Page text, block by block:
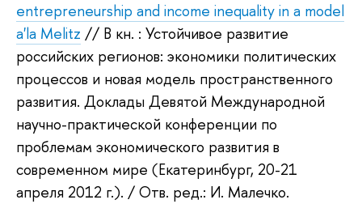
entrepreneurship and income inequality in a model
a'la Melitz // В кн. : Устойчивое развитие
российских регионов: экономики политических
процессов и новая модель пространственного
развития. Доклады Девятой Международной
научно-практической конференции по
проблемам экономического развития в
современном мире (Екатеринбург, 20-21
апреля 2012 г.). / Отв. ред.: И. Малечко.